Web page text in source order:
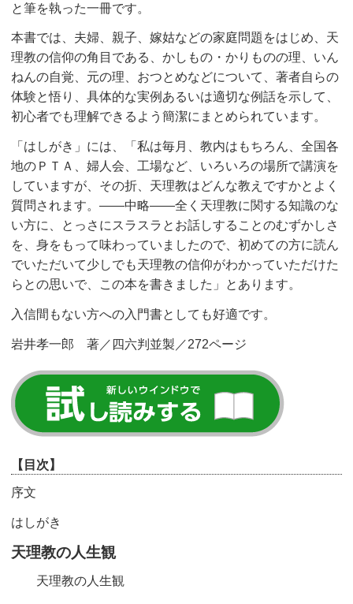
と筆を執った一冊です。
本書では、夫婦、親子、嫁姑などの家庭問題をはじめ、天
理教の信仰の角目である、かしもの・かりものの理、いん
ねんの自覚、元の理、おつとめなどについて、著者自らの
体験と悟り、具体的な実例あるいは適切な例話を示して、
初心者でも理解できるよう簡潔にまとめられています。
「はしがき」には、「私は毎月、教内はもちろん、全国各
地のＰＴＡ、婦人会、工場など、いろいろの場所で講演を
していますが、その折、天理教はどんな教えですかとよく
質問されます。――中略――全く天理教に関する知識のな
い方に、とっさにスラスラとお話しすることのむずかしさ
を、身をもって味わっていましたので、初めての方に読ん
でいただいて少しでも天理教の信仰がわかっていただけた
らとの思いで、この本を書きました」とあります。
入信間もない方への入門書としても好適です。
岩井孝一郎 著／四六判並製／272ページ
【目次】
序文
はしがき
天理教の人生観
天理教の人生観